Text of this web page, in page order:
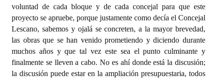
voluntad de cada bloque y de cada concejal para que este
proyecto se apruebe, porque justamente como decía el Concejal
Lescano, sabemos y ojalá se concreten, a la mayor brevedad,
las obras que se han venido prometiendo y diciendo durante
muchos años y que tal vez este sea el punto culminante y
finalmente se lleven a cabo. No es ahí donde está la discusión;
la discusión puede estar en la ampliación presupuestaria, todos